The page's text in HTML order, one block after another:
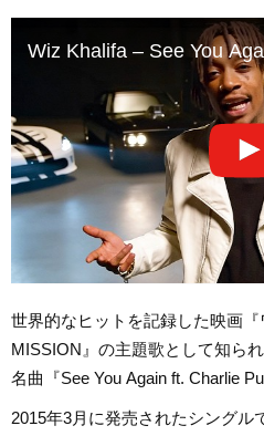
Wiz Khalifa – See You
世界的なヒットを記録した映画
MISSION』の主題歌として知ら
名曲『See You Again ft. Charlie
2015年3月に発売されたシングル